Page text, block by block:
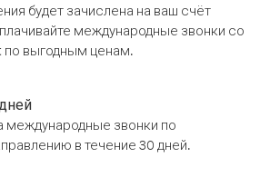
будет зачислена на ваш счёт
международные звонки со
по выгодным ценам.
международные звонки по
в течение 30 дней.